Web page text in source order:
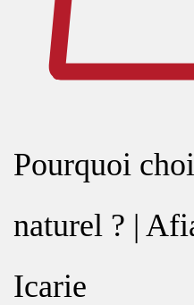
Pourquoi
naturel ? |
Icarie